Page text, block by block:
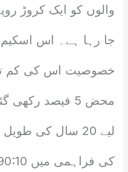
والوں کو ایک کروڑ
جا رہا ہے۔ اس
خصوصیت اس کی کم
محض 5 فیصد
لیے 20 سال کی